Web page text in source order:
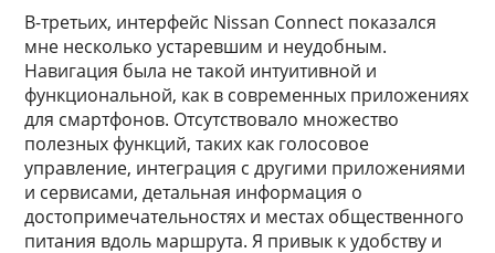
В-третьих, интерфейс Nissan Connect показался
мне несколько устаревшим и неудобным.
Навигация была не такой интуитивной и
функциональной, как в современных приложениях
для смартфонов. Отсутствовало множество
полезных функций, таких как голосовое
управление, интеграция с другими приложениями
и сервисами, детальная информация о
достопримечательностях и местах общественного
питания вдоль маршрута. Я привык к удобству и